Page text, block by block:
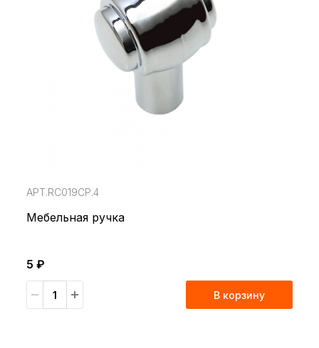
АРТ.RC019CP.4
Мебельная ручка
5 ₽
В корзину